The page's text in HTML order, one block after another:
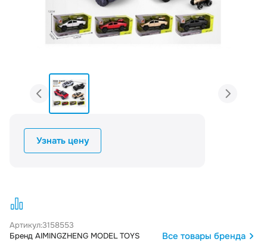
Узнать цену
Артикул:3158553
Бренд AIMINGZHENG MODEL TOYS
Все товары бренда